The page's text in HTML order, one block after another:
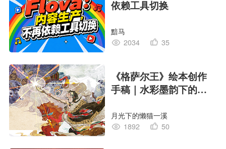
依赖工具切换
黯马
2034
35
《格萨尔王》绘本创作
手稿｜水彩墨韵下的史
月光下的懒猫一溪
1892
50